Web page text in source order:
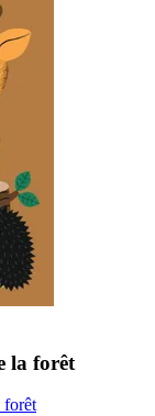
la forêt
forêt